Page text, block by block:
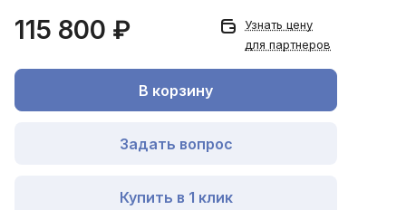
115 800 ₽
Узнать цену
для партнеров
В корзину
Задать вопрос
Купить в 1 клик